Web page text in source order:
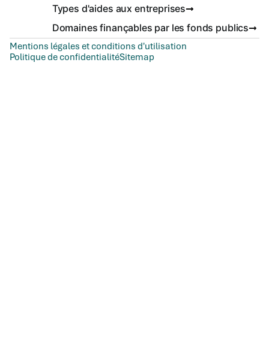
Types d'aides aux entreprises
Domaines finançables par les fonds publics
Mentions légales et conditions d'utilisation
Politique de confidentialitéSitemap